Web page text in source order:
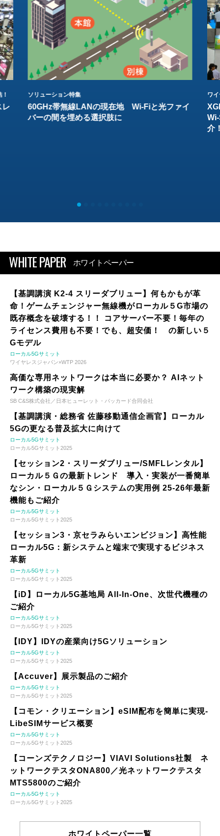
レ
ソリューション特集
60GHz帯無線LANの現在地 Wi-Fiと光ファイ
バーの間を埋める選択肢に
ワ
介
WHITE PAPER ホワイトペーパー
【基調講演 K2-4 スリーダブリュー】何もかもが革
命！ゲームチェンジャー無線機がローカル５G市場の
既存概念を破壊する！！ コアサーバー不要！毎年の
ライセンス費用も不要！でも、超安価！ の新しい５
Gモデル
ローカル5Gサミット
ワイヤレスジャパン×WTP 2026
高価な専用ネットワークは本当に必要か？ AIネット
ワーク構築の現実解
SB C&S株式会社／日本ヒューレット・パッカード合同会社
【基調講演・総務省 佐藤移動通信企画官】ローカル
5Gの更なる普及拡大に向けて
ローカル5Gサミット
ローカル5Gサミット2025
【セッション2・スリーダブリュー/SMFLレンタル】
ローカル５Ｇの最新トレンド 導入・実装が一番簡単
なシン・ローカル５Ｇシステムの実用例 25-26年最新
機能もご紹介
ローカル5Gサミット
ローカル5Gサミット2025
【セッション3・京セラみらいエンビジョン】高性能
ローカル5G：新システムと端末で実現するビジネス
革新
ローカル5Gサミット
ローカル5Gサミット2025
【iD】ローカル5G基地局 All-In-One、次世代機種の
ご紹介
ローカル5Gサミット
ローカル5Gサミット2025
【IDY】IDYの産業向け5Gソリューション
ローカル5Gサミット
ローカル5Gサミット2025
【Accuver】展示製品のご紹介
ローカル5Gサミット
ローカル5Gサミット2025
【コモン・クリエーション】eSIM配布を簡単に実現-
LibeSIMサービス概要
ローカル5Gサミット
ローカル5Gサミット2025
【コーンズテクノロジー】VIAVI Solutions社製 ネ
ットワークテスタONA800／光ネットワークテスタ
MTS5800のご紹介
ローカル5Gサミット
ローカル5Gサミット2025
ホワイトペーパー一覧